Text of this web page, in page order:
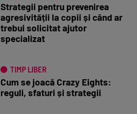
Strategii pentru prevenirea
agresivității la copii și când ar
trebui solicitat ajutor
specializat
TIMP LIBER
Cum se joacă Crazy Eights:
reguli, sfaturi și strategii